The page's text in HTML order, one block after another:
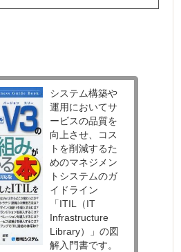
システム構築や
運用においてサ
ービスの品質を
向上させ、コス
トを削減するた
めのマネジメン
トシステムのガ
イドライン
「ITIL（IT
Infrastructure
Library）」の図
解入門書です。